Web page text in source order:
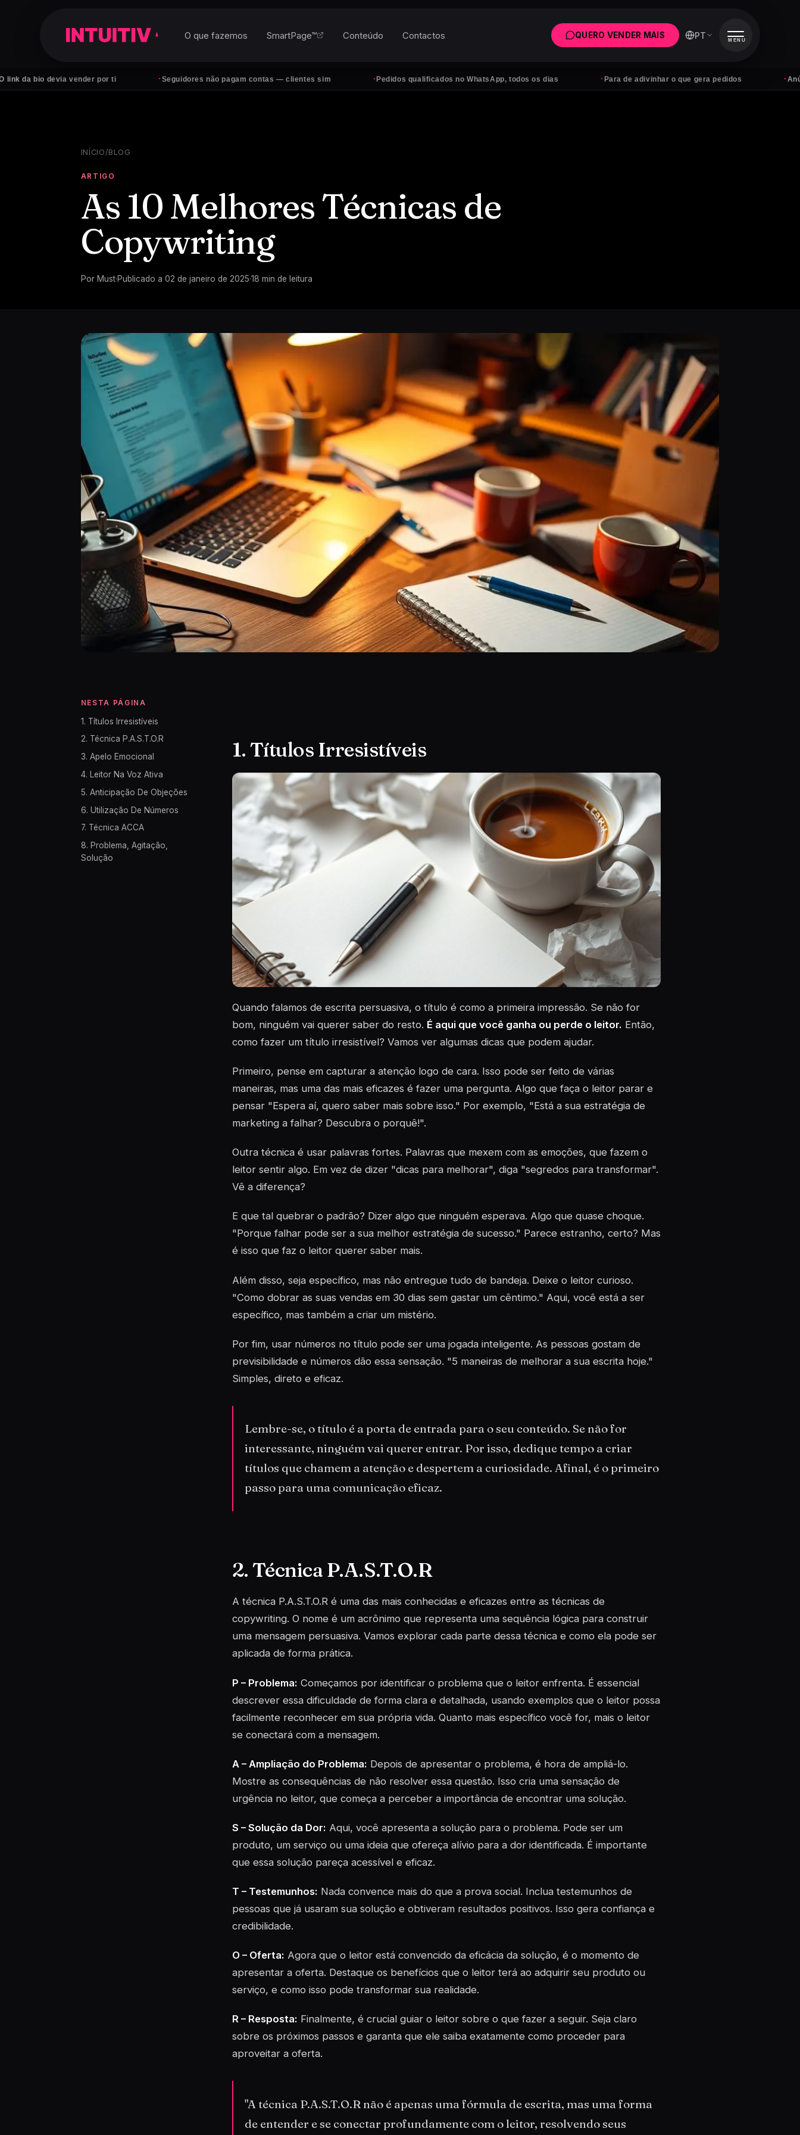
vender por ti ·Seguidores não pagam contas — clientes sim ·Pedidos qualificados no WhatsApp, todos os dias ·Para de adivinhar o que gera pedidos ·Anúncios sem
O que fazemos SmartPage™ Conteúdo Contactos QUERO VENDER MAIS PT MENU
INÍCIO/BLOG
ARTIGO
As 10 Melhores Técnicas de
Copywriting
Por Must·Publicado a 02 de janeiro de 2025·18 min de leitura
NESTA PÁGINA
1. Títulos Irresistíveis
2. Técnica P.A.S.T.O.R
3. Apelo Emocional
4. Leitor Na Voz Ativa
5. Anticipação De Objeções
6. Utilização De Números
7. Técnica ACCA
8. Problema, Agitação,
Solução
1. Títulos Irresistíveis
Quando falamos de escrita persuasiva, o título é como a primeira impressão. Se não for
bom, ninguém vai querer saber do resto. É aqui que você ganha ou perde o leitor. Então,
como fazer um título irresistível? Vamos ver algumas dicas que podem ajudar.
Primeiro, pense em capturar a atenção logo de cara. Isso pode ser feito de várias
maneiras, mas uma das mais eficazes é fazer uma pergunta. Algo que faça o leitor parar e
pensar "Espera aí, quero saber mais sobre isso." Por exemplo, "Está a sua estratégia de
marketing a falhar? Descubra o porquê!".
Outra técnica é usar palavras fortes. Palavras que mexem com as emoções, que fazem o
leitor sentir algo. Em vez de dizer "dicas para melhorar", diga "segredos para transformar".
Vê a diferença?
E que tal quebrar o padrão? Dizer algo que ninguém esperava. Algo que quase choque.
"Porque falhar pode ser a sua melhor estratégia de sucesso." Parece estranho, certo? Mas
é isso que faz o leitor querer saber mais.
Além disso, seja específico, mas não entregue tudo de bandeja. Deixe o leitor curioso.
"Como dobrar as suas vendas em 30 dias sem gastar um cêntimo." Aqui, você está a ser
específico, mas também a criar um mistério.
Por fim, usar números no título pode ser uma jogada inteligente. As pessoas gostam de
previsibilidade e números dão essa sensação. "5 maneiras de melhorar a sua escrita hoje."
Simples, direto e eficaz.
Lembre-se, o título é a porta de entrada para o seu conteúdo. Se não for
interessante, ninguém vai querer entrar. Por isso, dedique tempo a criar
títulos que chamem a atenção e despertem a curiosidade. Afinal, é o primeiro
passo para uma comunicação eficaz.
2. Técnica P.A.S.T.O.R
A técnica P.A.S.T.O.R é uma das mais conhecidas e eficazes entre as técnicas de
copywriting. O nome é um acrônimo que representa uma sequência lógica para construir
uma mensagem persuasiva. Vamos explorar cada parte dessa técnica e como ela pode ser
aplicada de forma prática.
P – Problema: Começamos por identificar o problema que o leitor enfrenta. É essencial
descrever essa dificuldade de forma clara e detalhada, usando exemplos que o leitor possa
facilmente reconhecer em sua própria vida. Quanto mais específico você for, mais o leitor
se conectará com a mensagem.
A – Ampliação do Problema: Depois de apresentar o problema, é hora de ampliá-lo.
Mostre as consequências de não resolver essa questão. Isso cria uma sensação de
urgência no leitor, que começa a perceber a importância de encontrar uma solução.
S – Solução da Dor: Aqui, você apresenta a solução para o problema. Pode ser um
produto, um serviço ou uma ideia que ofereça alívio para a dor identificada. É importante
que essa solução pareça acessível e eficaz.
T – Testemunhos: Nada convence mais do que a prova social. Inclua testemunhos de
pessoas que já usaram sua solução e obtiveram resultados positivos. Isso gera confiança e
credibilidade.
O – Oferta: Agora que o leitor está convencido da eficácia da solução, é o momento de
apresentar a oferta. Destaque os benefícios que o leitor terá ao adquirir seu produto ou
serviço, e como isso pode transformar sua realidade.
R – Resposta: Finalmente, é crucial guiar o leitor sobre o que fazer a seguir. Seja claro
sobre os próximos passos e garanta que ele saiba exatamente como proceder para
aproveitar a oferta.
"A técnica P.A.S.T.O.R não é apenas uma fórmula de escrita, mas uma forma
de entender e se conectar profundamente com o leitor, resolvendo seus